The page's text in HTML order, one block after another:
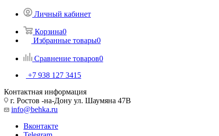
Личный кабинет
Корзина0
Избранные товары0
Сравнение товаров0
+7 938 127 3415
Контактная информация
г. Ростов -на-Дону ул. Шаумяна 47В
info@behka.ru
Вконтакте